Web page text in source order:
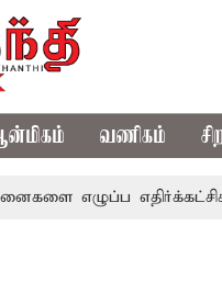
வணிகம்
எழுப்ப எதிர்க்கட்சிகள்